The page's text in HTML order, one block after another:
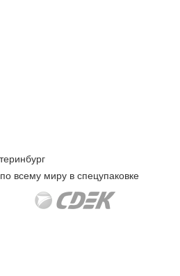
всему миру в спецупаковке